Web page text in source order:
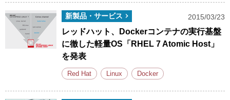
新製品・サービス 2015/03/23
レッドハット、Dockerコンテナの実行基盤
に徹した軽量OS「RHEL 7 Atomic Host」
を発表
Red Hat Linux Docker